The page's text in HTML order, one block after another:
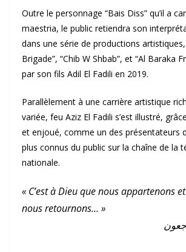
Outre le personnage “Bais Diss” qu’il a
maestria, le public retiendra son
dans une série de productions
Brigade”, “Chib W Shbab”, et “Al Baraka
par son fils Adil El Fadili en 2019.
Parallèlement à une carrière artistique
variée, feu Aziz El Fadili s’est illustré,
et enjoué, comme un des présentateurs
plus connus du public sur la chaîne de la
nationale.
« C’est à Dieu que nous appartenons
nous retournons… »